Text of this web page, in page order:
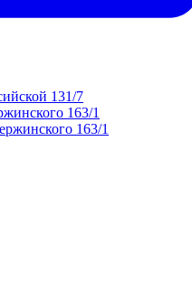
131/7
163/1
163/1